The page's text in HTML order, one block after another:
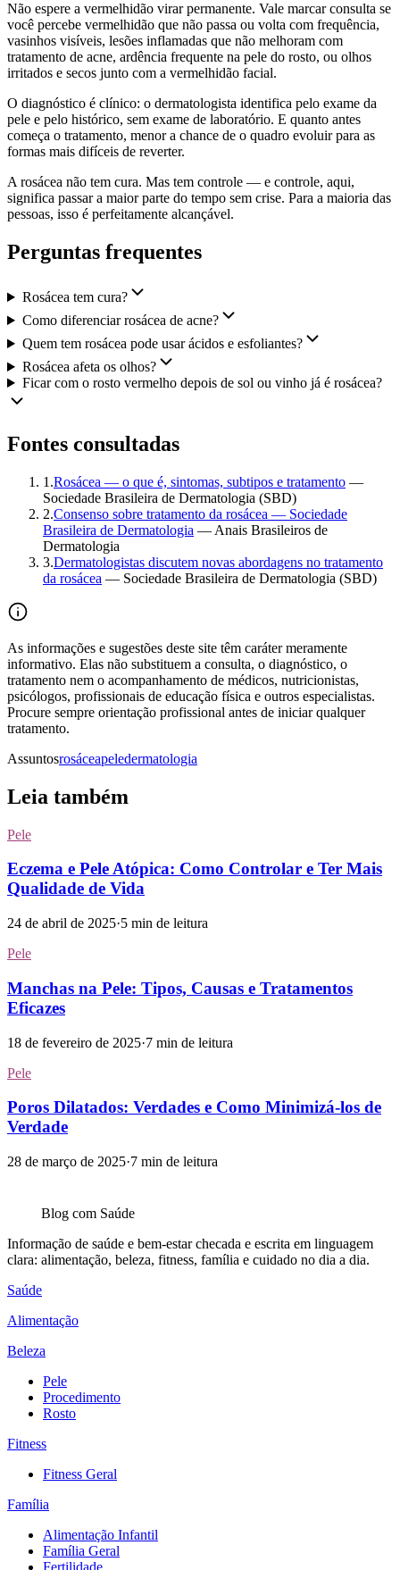
Não espere a vermelhidão virar permanente. Vale marcar consulta se
você percebe vermelhidão que não passa ou volta com frequência,
vasinhos visíveis, lesões inflamadas que não melhoram com
tratamento de acne, ardência frequente na pele do rosto, ou olhos
irritados e secos junto com a vermelhidão facial.
O diagnóstico é clínico: o dermatologista identifica pelo exame da
pele e pelo histórico, sem exame de laboratório. E quanto antes
começa o tratamento, menor a chance de o quadro evoluir para as
formas mais difíceis de reverter.
A rosácea não tem cura. Mas tem controle — e controle, aqui,
significa passar a maior parte do tempo sem crise. Para a maioria das
pessoas, isso é perfeitamente alcançável.
Perguntas frequentes
Rosácea tem cura?
Como diferenciar rosácea de acne?
Quem tem rosácea pode usar ácidos e esfoliantes?
Rosácea afeta os olhos?
Ficar com o rosto vermelho depois de sol ou vinho já é rosácea?
Fontes consultadas
1 .Rosácea — o que é, sintomas, subtipos e tratamento —
Sociedade Brasileira de Dermatologia (SBD)
2.Consenso sobre tratamento da rosácea — Sociedade
Brasileira de Dermatologia — Anais Brasileiros de
Dermatologia
3.Dermatologistas discutem novas abordagens no tratamento
da rosácea — Sociedade Brasileira de Dermatologia (SBD)
As informações e sugestões deste site têm caráter meramente
informativo. Elas não substituem a consulta, o diagnóstico, o
tratamento nem o acompanhamento de médicos, nutricionistas,
psicólogos, profissionais de educação física e outros especialistas.
Procure sempre orientação profissional antes de iniciar qualquer
tratamento.
Assuntosrosáceapeledermatologia
Leia também
Pele
Eczema e Pele Atópica: Como Controlar e Ter Mais
Qualidade de Vida
24 de abril de 2025·5 min de leitura
Pele
Manchas na Pele: Tipos, Causas e Tratamentos
Eficazes
18 de fevereiro de 2025·7 min de leitura
Pele
Poros Dilatados: Verdades e Como Minimizá-los de
Verdade
28 de março de 2025·7 min de leitura
Blog com Saúde
Informação de saúde e bem-estar checada e escrita em linguagem
clara: alimentação, beleza, fitness, família e cuidado no dia a dia.
Saúde
Alimentação
Beleza
Pele
Procedimento
Rosto
Fitness
Fitness Geral
Família
Alimentação Infantil
Família Geral
Fertilidade